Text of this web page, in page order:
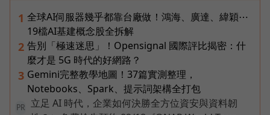
1 全球AI伺服器幾乎都靠台廠做！鴻海、廣達、緯穎⋯
19檔AI基建概念股全拆解
2 告別「極速迷思」！Opensignal 國際評比揭密：什
麼才是 5G 時代的好網路？
3 Gemini完整教學地圖！37篇實測整理，
Notebooks、Spark、提示詞架構全打包
PR
立足 AI 時代，企業如何決勝全方位資安與資料韌